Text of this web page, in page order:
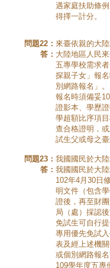
遇家庭扶助條
得擇一計分。
問題22： 來臺依親的大
答： 大陸地區人民
五專學校需求
探親子女」報
別網路報名」。
報名時須備妥
證影本、學歷
學超額比序項
查合格證明，
試生父或母之
問題23： 我國國民於大
答： 我國國民於大
102年4月30日
明文件（包含
證後，再至財
局（處）採認後
免試生可自行
專用優先免試
表及經上述機
或個別網路報名
109學年度五專